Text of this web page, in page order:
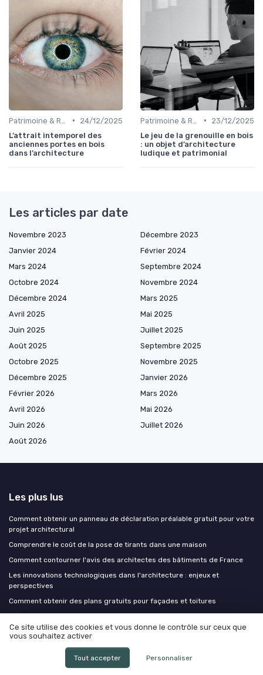
•
24/12/2025
L’attrait intemporel des
anciennes portes en bois
dans l’architecture
•
23/12/2025
Le jeu de la grenouille en bois
: un objet d’architecture
ludique et patrimonial
Les articles par date
Novembre 2023
Décembre 2023
Janvier 2024
Février 2024
Mars 2024
Septembre 2024
Octobre 2024
Novembre 2024
Décembre 2024
Mars 2025
Avril 2025
Mai 2025
Juin 2025
Juillet 2025
Août 2025
Septembre 2025
Octobre 2025
Novembre 2025
Décembre 2025
Janvier 2026
Février 2026
Mars 2026
Avril 2026
Mai 2026
Juin 2026
Juillet 2026
Août 2026
Les plus lus
Comment obtenir un panneau de déclaration préalable gratuit pour votre
projet architectural
Comprendre le coût de la pose de tirants dans une maison
Comment contourner l'avis des architectes des bâtiments de France
Les innovations technologiques dans l'architecture : enjeux et
perspectives
Comment obtenir des plans gratuits pour façades et toitures
Les derniers articles
Quand le bureau emprunte les codes de l'habitat : la vague resimercial
dans les espaces de travail français
Ce site utilise des cookies et vous donne le contrôle sur ceux que
vous souhaitez activer
Tout accepter Personnaliser